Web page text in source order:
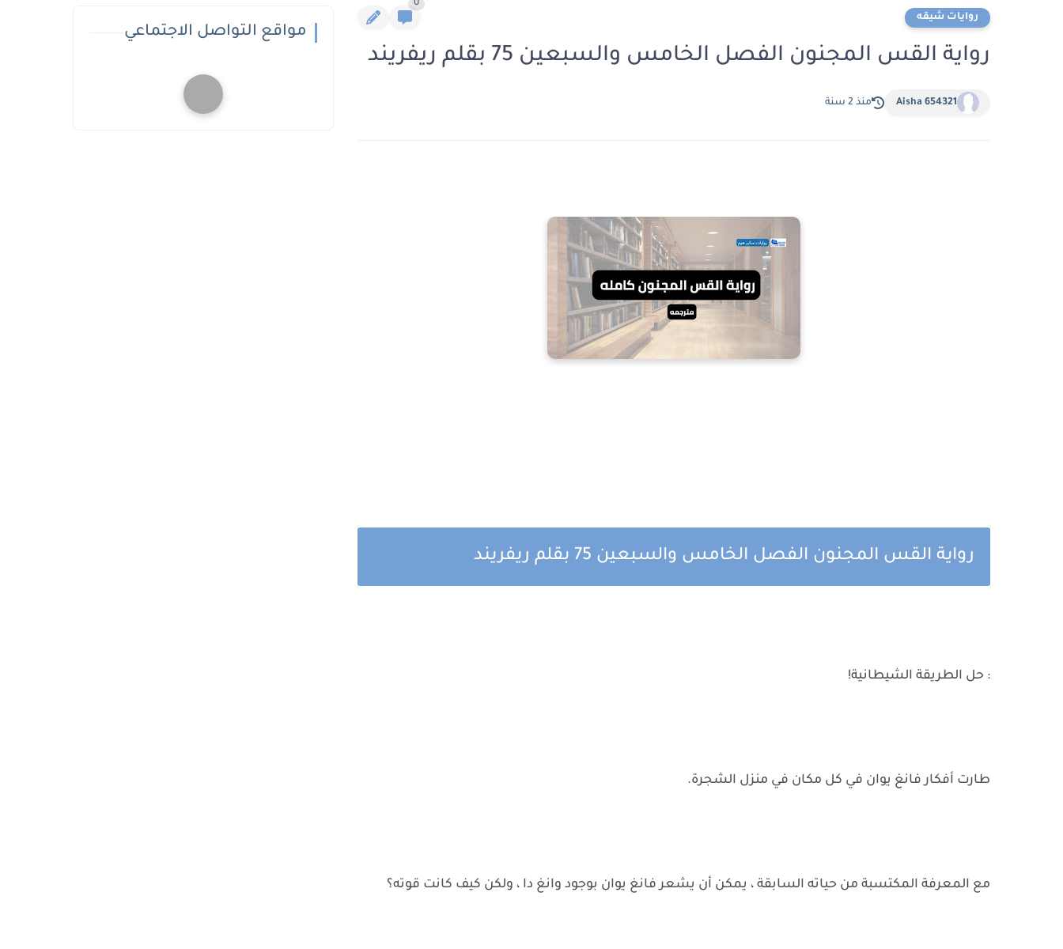
روايات شيقه
0
رواية القس المجنون الفصل الخامس والسبعين 75 بقلم ريفريند
Aisha 654321 منذ 2 سنة
رواية القس المجنون الفصل الخامس والسبعين 75 بقلم ريفريند
: حل الطريقة الشيطانية!
طارت أفكار فانغ يوان في كل مكان في منزل الشجرة.
مع المعرفة المكتسبة من حياته السابقة ، يمكن أن يشعر فانغ يوان بوجود وانغ دا ، ولكن كيف كانت قوته؟
مواقع التواصل الاجتماعي